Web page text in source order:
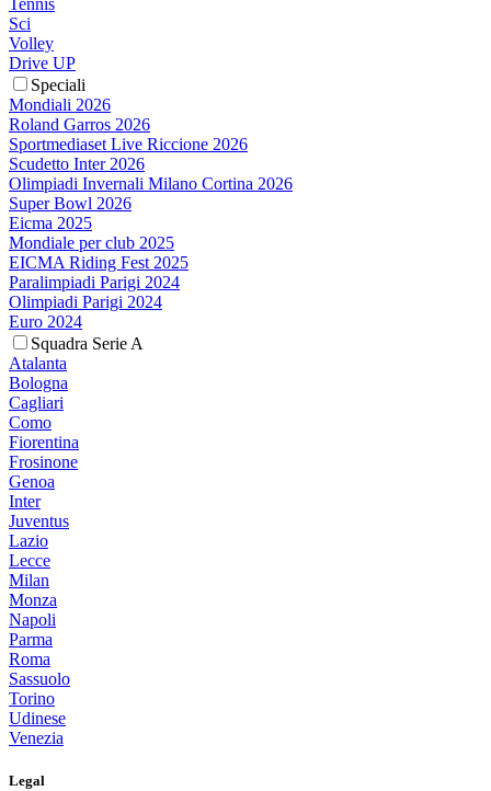
Tennis
Sci
Volley
Drive UP
Speciali
Mondiali 2026
Roland Garros 2026
Sportmediaset Live Riccione 2026
Scudetto Inter 2026
Olimpiadi Invernali Milano Cortina 2026
Super Bowl 2026
Eicma 2025
Mondiale per club 2025
EICMA Riding Fest 2025
Paralimpiadi Parigi 2024
Olimpiadi Parigi 2024
Euro 2024
Squadra Serie A
Atalanta
Bologna
Cagliari
Como
Fiorentina
Frosinone
Genoa
Inter
Juventus
Lazio
Lecce
Milan
Monza
Napoli
Parma
Roma
Sassuolo
Torino
Udinese
Venezia
Legal